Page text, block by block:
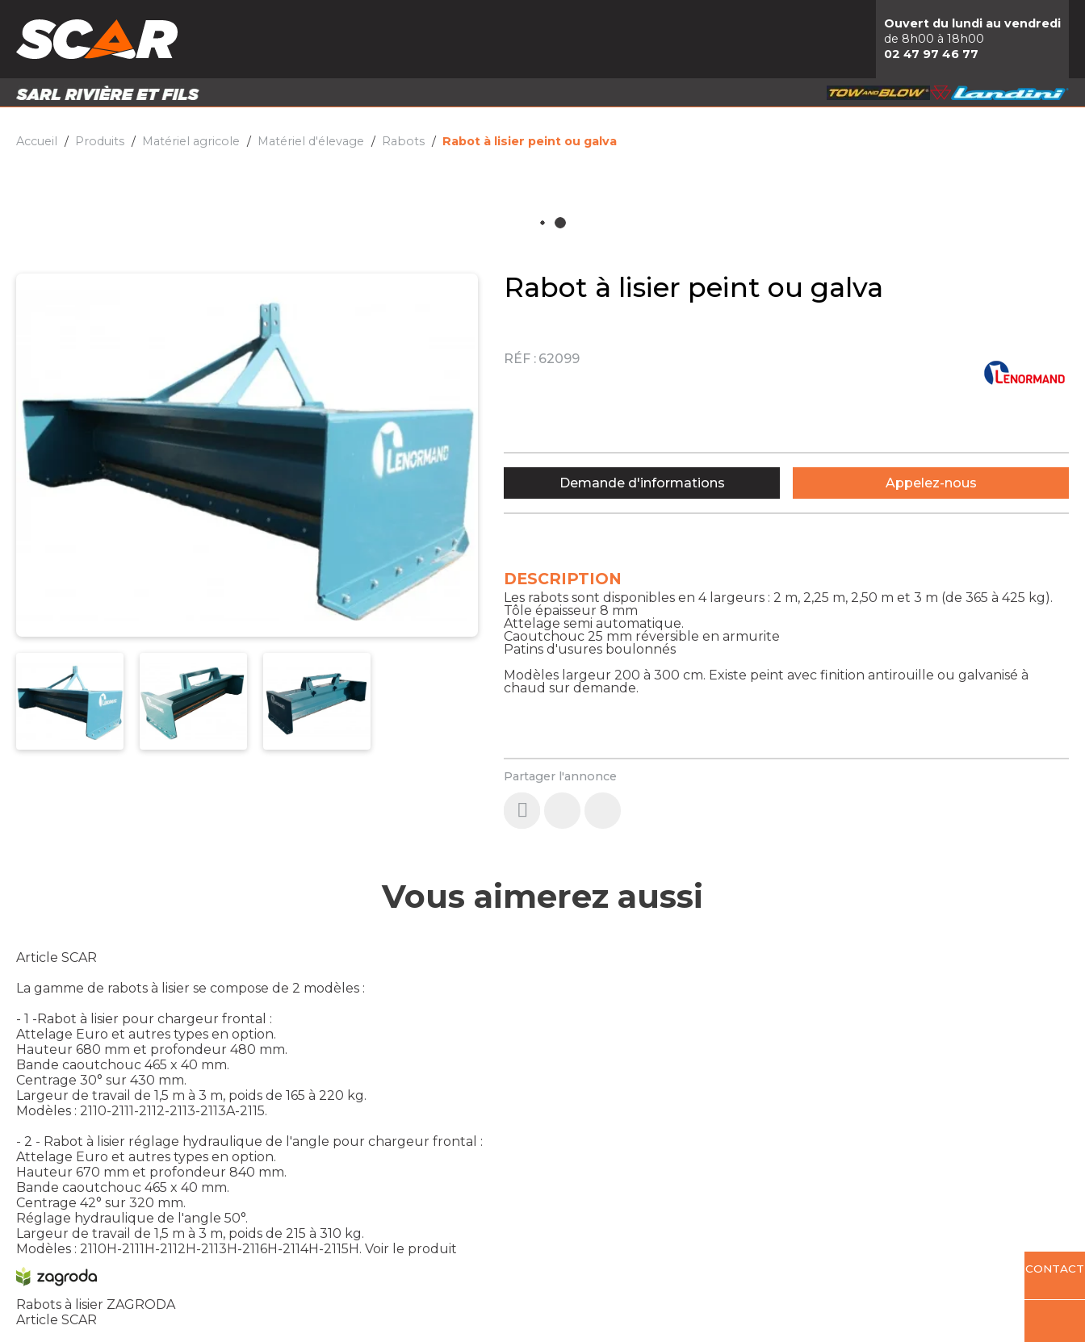
PIÈCES ET ACCESSOIRES
Ouvert du lundi au vendredi
de 8h00 à 18h00
02 47 97 46 77
Accueil Produits Matériel agricole Matériel d'élevage Rabots Rabot à lisier peint ou galva
Rabot à lisier peint ou galva
RÉF : 62099
Partager l'annonce
DESCRIPTION
Les rabots sont disponibles en 4 largeurs : 2 m, 2,25 m, 2,50 m et 3 m (de 365 à 425 kg).
Tôle épaisseur 8 mm
Attelage semi automatique.
Caoutchouc 25 mm réversible en armurite
Patins d'usures boulonnés
Modèles largeur 200 à 300 cm. Existe peint avec finition antirouille ou galvanisé à
chaud sur demande.
Demande d'informations Appelez-nous
Vous aimerez aussi
Article SCAR
La gamme de rabots à lisier se compose de 2 modèles :
- 1 -Rabot à lisier pour chargeur frontal :
Attelage Euro et autres types en option.
Hauteur 680 mm et profondeur 480 mm.
Bande caoutchouc 465 x 40 mm.
Centrage 30° sur 430 mm.
Largeur de travail de 1,5 m à 3 m, poids de 165 à 220 kg.
Modèles : 2110-2111-2112-2113-2113A-2115.
- 2 - Rabot à lisier réglage hydraulique de l'angle pour chargeur frontal :
Attelage Euro et autres types en option.
Hauteur 670 mm et profondeur 840 mm.
Bande caoutchouc 465 x 40 mm.
Centrage 42° sur 320 mm.
Réglage hydraulique de l'angle 50°.
Largeur de travail de 1,5 m à 3 m, poids de 215 à 310 kg.
Modèles : 2110H-2111H-2112H-2113H-2116H-2114H-2115H. Voir le produit
Rabots à lisier ZAGRODA
Article SCAR
CONTACT